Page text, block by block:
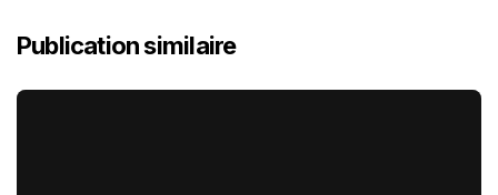
Publication similaire